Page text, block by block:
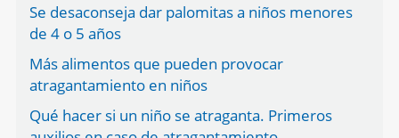
Se desaconseja dar palomitas a niños menores
de 4 o 5 años
Más alimentos que pueden provocar
atragantamiento en niños
Qué hacer si un niño se atraganta. Primeros